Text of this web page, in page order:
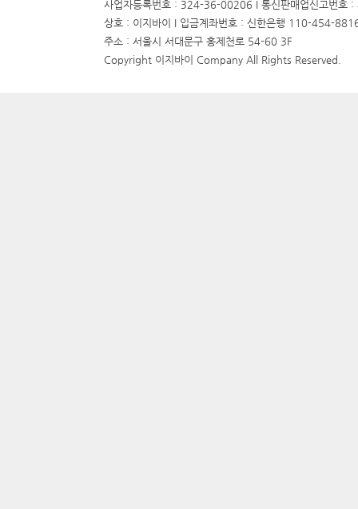
사업자등록번호 : 324-36-00206 I 통신판매업신고번호
상호 : 이지바이 I 입금계좌번호 : 신한은행 110-454-
주소 : 서울시 서대문구 홍제천로 54-60 3F
Copyright 이지바이 Company All Rights Reserved.